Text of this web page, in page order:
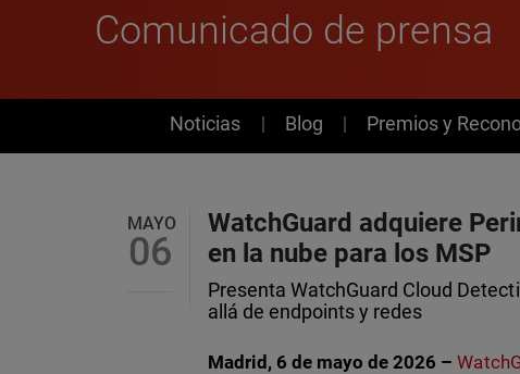
Comunicado de prensa
News
Noticias Blog Premios y
MAYO
06
WatchGuard adquiere
en la nube para los MSP
Presenta WatchGuard Cloud
allá de endpoints y redes
Madrid, 6 de mayo de 2026 –